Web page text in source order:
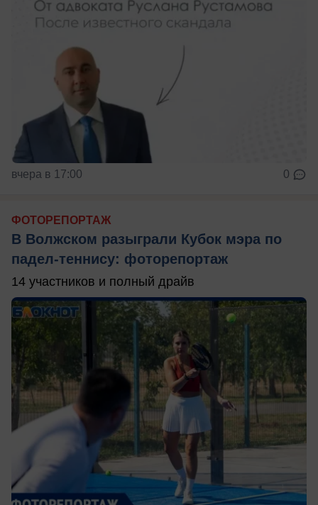
вчера в 17:00 0
ФОТОРЕПОРТАЖ
В Волжском разыграли Кубок мэра по
падел-теннису: фоторепортаж
14 участников и полный драйв